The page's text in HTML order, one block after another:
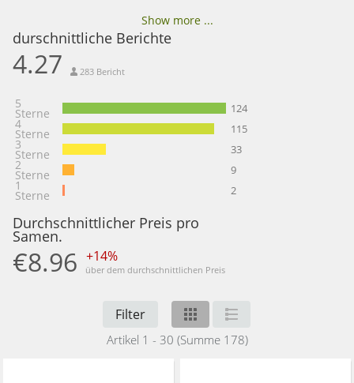
Show more ...
durschnittliche Berichte
4.27 283 Bericht
5
Sterne 124
4
Sterne 115
3
Sterne 33
2
Sterne 9
1
Sterne 2
Durchschnittlicher Preis pro
Samen.
€8.96 +14%
über dem durchschnittlichen Preis
Filter
Artikel 1 - 30 (Summe 178)